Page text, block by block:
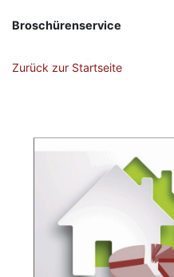
Broschürenservice
Zurück zur Startseite